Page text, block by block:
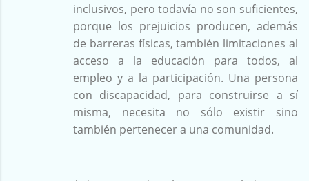
inclusivos, pero todavía no son suficientes,
porque los prejuicios producen, además
de barreras físicas, también limitaciones al
acceso a la educación para todos, al
empleo y a la participación. Una persona
con discapacidad, para construirse a sí
misma, necesita no sólo existir sino
también pertenecer a una comunidad.